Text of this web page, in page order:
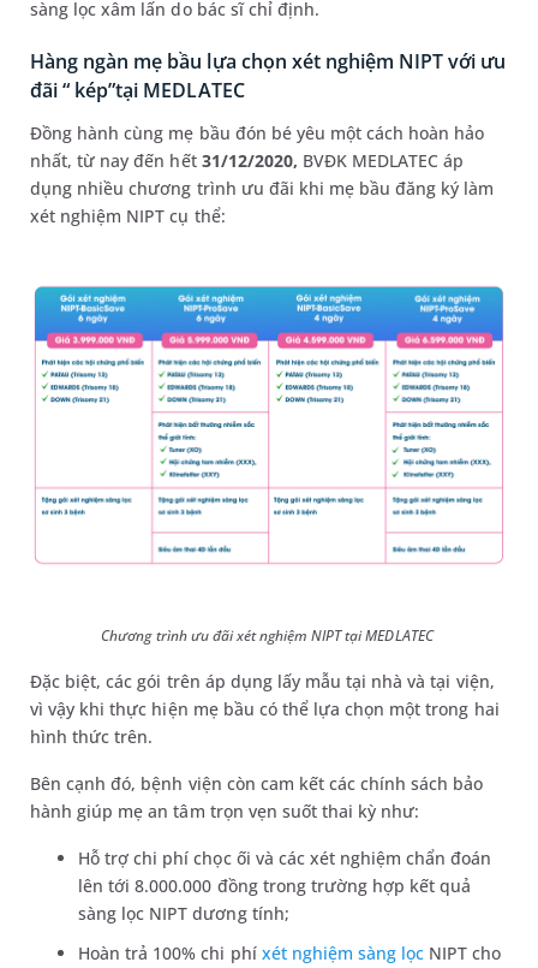
sàng lọc xâm lấn do bác sĩ chỉ định.
Hàng ngàn mẹ bầu lựa chọn xét nghiệm NIPT với ưu
đãi “ kép”tại MEDLATEC
Đồng hành cùng mẹ bầu đón bé yêu một cách hoàn hảo
nhất, từ nay đến hết 31/12/2020, BVĐK MEDLATEC áp
dụng nhiều chương trình ưu đãi khi mẹ bầu đăng ký làm
xét nghiệm NIPT cụ thể:
Chương trình ưu đãi xét nghiệm NIPT tại MEDLATEC
Đặc biệt, các gói trên áp dụng lấy mẫu tại nhà và tại viện,
vì vậy khi thực hiện mẹ bầu có thể lựa chọn một trong hai
hình thức trên.
Bên cạnh đó, bệnh viện còn cam kết các chính sách bảo
hành giúp mẹ an tâm trọn vẹn suốt thai kỳ như:
Hỗ trợ chi phí chọc ối và các xét nghiệm chẩn đoán
lên tới 8.000.000 đồng trong trường hợp kết quả
sàng lọc NIPT dương tính;
Hoàn trả 100% chi phí xét nghiệm sàng lọc NIPT cho